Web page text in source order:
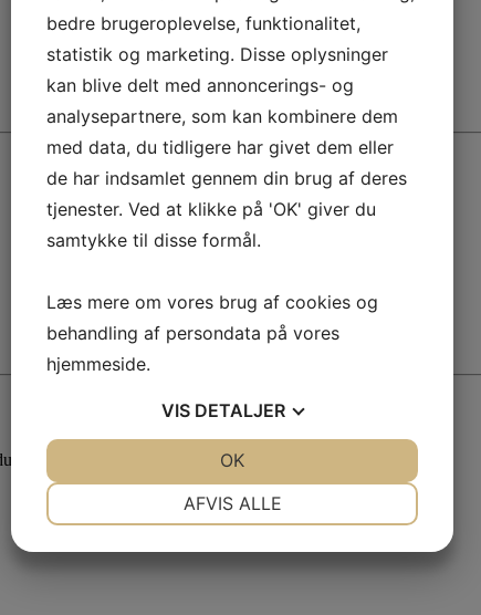
vil have et professionelt og imponerende lysshow til dit event.
bedre brugeroplevelse, funktionalitet,
statistik og marketing. Disse oplysninger
kan blive delt med annoncerings- og
analysepartnere, som kan kombinere dem
med data, du tidligere har givet dem eller
de har indsamlet gennem din brug af deres
tjenester. Ved at klikke på 'OK' giver du
samtykke til disse formål.
Læs mere om vores brug af cookies og
behandling af persondata på vores
hjemmeside.
VIS DETALJER
AFVIS ALLE
OK